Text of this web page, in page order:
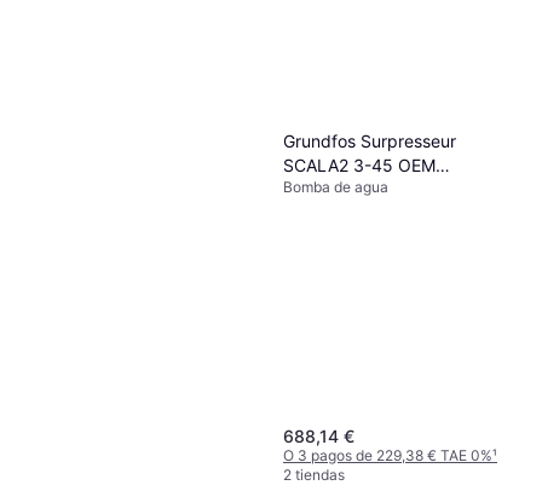
Grundfos Surpresseur
SCALA2 3-45 OEM
93013252
Bomba de agua
688,14 €
O 3 pagos de 229,38 € TAE 0%¹
2 tiendas